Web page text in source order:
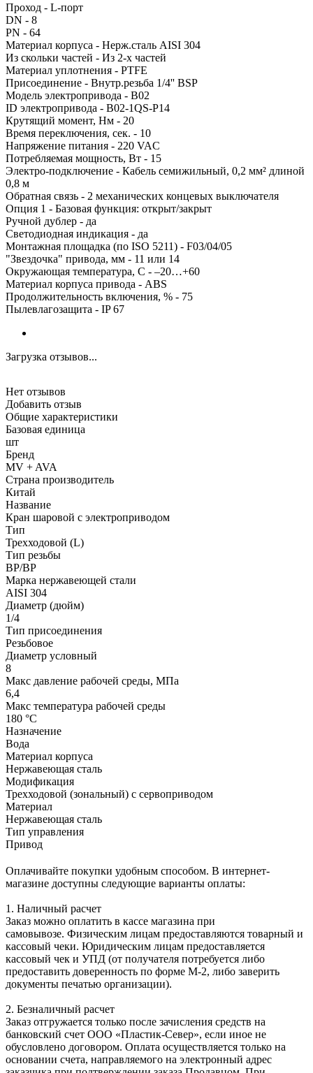
Проход - L-порт
DN - 8
PN - 64
Материал корпуса - Нерж.сталь AISI 304
Из скольки частей - Из 2-х частей
Материал уплотнения - PTFE
Присоединение - Внутр.резьба 1/4'' BSP
Модель электропривода - B02
ID электропривода - B02-1QS-P14
Крутящий момент, Нм - 20
Время переключения, сек. - 10
Напряжение питания - 220 VAC
Потребляемая мощность, Вт - 15
Электро-подключение - Кабель семижильный, 0,2 мм² длиной
0,8 м
Обратная связь - 2 механических концевых выключателя
Опция 1 - Базовая функция: открыт/закрыт
Ручной дублер - да
Светодиодная индикация - да
Монтажная площадка (по ISO 5211) - F03/04/05
"Звездочка" привода, мм - 11 или 14
Окружающая температура, C - –20…+60
Материал корпуса привода - ABS
Продолжительность включения, % - 75
Пылевлагозащита - IP 67
Загрузка отзывов...
Нет отзывов
Добавить отзыв
Общие характеристики
Базовая единица
шт
Бренд
MV + AVA
Страна производитель
Китай
Название
Кран шаровой с электроприводом
Тип
Трехходовой (L)
Тип резьбы
ВР/ВР
Марка нержавеющей стали
AISI 304
Диаметр (дюйм)
1/4
Тип присоединения
Резьбовое
Диаметр условный
8
Макс давление рабочей среды, МПа
6,4
Макс температура рабочей среды
180 °С
Назначение
Вода
Материал корпуса
Нержавеющая сталь
Модификация
Трехходовой (зональный) с сервоприводом
Материал
Нержавеющая сталь
Тип управления
Привод
Оплачивайте покупки удобным способом. В интернет-
магазине доступны следующие варианты оплаты:
1. Наличный расчет
Заказ можно оплатить в кассе магазина при
самовывозе. Физическим лицам предоставляются товарный и
кассовый чеки. Юридическим лицам предоставляется
кассовый чек и УПД (от получателя потребуется либо
предоставить доверенность по форме М-2, либо заверить
документы печатью организации).
2. Безналичный расчет
Заказ отгружается только после зачисления средств на
банковский счет ООО «Пластик-Север», если иное не
обусловлено договором. Оплата осуществляется только на
основании счета, направляемого на электронный адрес